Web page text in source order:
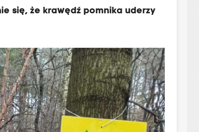
się, że krawędź pomnika uderzy